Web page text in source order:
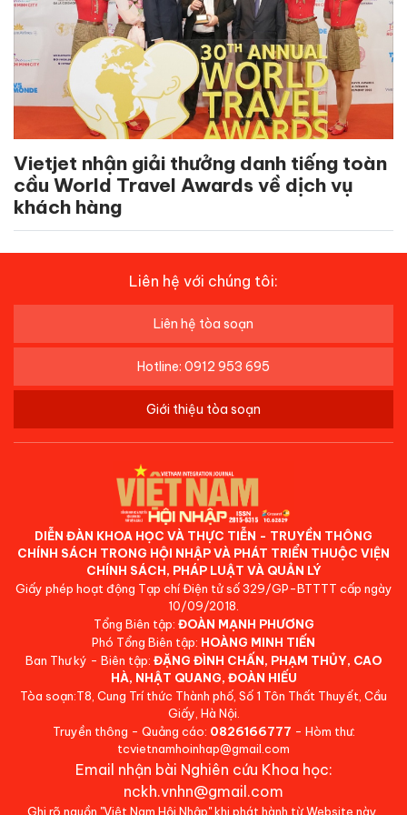
Vietjet nhận giải thưởng danh tiếng toàn
cầu World Travel Awards về dịch vụ
khách hàng
Liên hệ với chúng tôi:
Liên hệ tòa soạn
Hotline: 0912 953 695
Giới thiệu tòa soạn
DIỄN ĐÀN KHOA HỌC VÀ THỰC TIỄN - TRUYỀN THÔNG
CHÍNH SÁCH TRONG HỘI NHẬP VÀ PHÁT TRIỂN THUỘC VIỆN
CHÍNH SÁCH, PHÁP LUẬT VÀ QUẢN LÝ
Giấy phép hoạt động Tạp chí Điện tử số 329/GP-BTTTT cấp ngày
10/09/2018.
Tổng Biên tập: ĐOÀN MẠNH PHƯƠNG
Phó Tổng Biên tập: HOÀNG MINH TIẾN
Ban Thư ký - Biên tập: ĐẶNG ĐÌNH CHẤN, PHẠM THỦY, CAO
HÀ, NHẬT QUANG, ĐOÀN HIẾU
Tòa soạn:T8, Cung Trí thức Thành phố, Số 1 Tôn Thất Thuyết, Cầu
Giấy, Hà Nội.
Truyền thông - Quảng cáo: 0826166777 - Hòm thư:
tcvietnamhoinhap@gmail.com
Email nhận bài Nghiên cứu Khoa học:
nckh.vnhn@gmail.com
Ghi rõ nguồn "Việt Nam Hội Nhập" khi phát hành từ Website này.